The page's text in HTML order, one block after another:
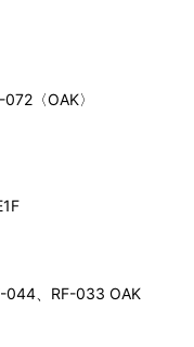
〈OAK〉
044、RF-033 OAK